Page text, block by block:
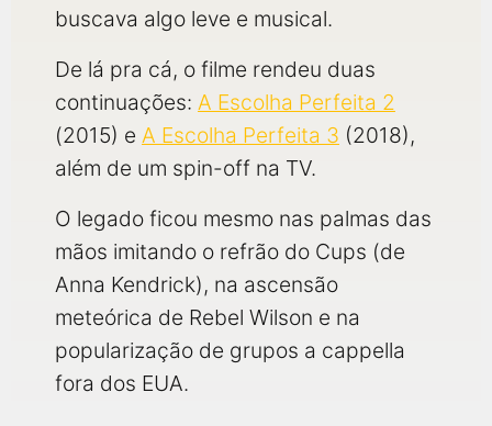
buscava algo leve e musical.
De lá pra cá, o filme rendeu duas
continuações: A Escolha Perfeita 2
(2015) e A Escolha Perfeita 3 (2018),
além de um spin-off na TV.
O legado ficou mesmo nas palmas das
mãos imitando o refrão do Cups (de
Anna Kendrick), na ascensão
meteórica de Rebel Wilson e na
popularização de grupos a cappella
fora dos EUA.